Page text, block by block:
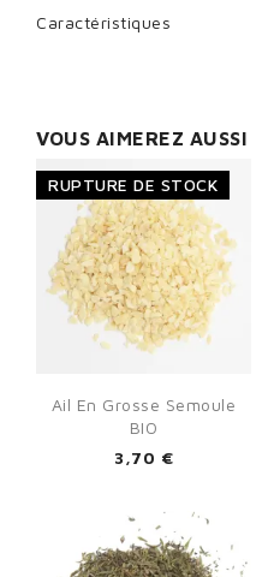
Caractéristiques
VOUS AIMEREZ AUSSI
Ail En Grosse Semoule
BIO
3,70 €
RUPTURE DE STOCK